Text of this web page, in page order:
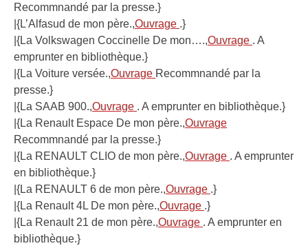
Recommnandé par la presse.}
|{L’Alfasud de mon père.,Ouvrage .}
|{La Volkswagen Coccinelle De mon….,Ouvrage . A
emprunter en bibliothèque.}
|{La Voiture versée.,Ouvrage Recommnandé par la
presse.}
|{La SAAB 900.,Ouvrage . A emprunter en bibliothèque.}
|{La Renault Espace De mon père.,Ouvrage
Recommnandé par la presse.}
|{La RENAULT CLIO de mon père.,Ouvrage . A emprunter
en bibliothèque.}
|{La RENAULT 6 de mon père.,Ouvrage .}
|{La Renault 4L De mon père.,Ouvrage .}
|{La Renault 21 de mon père.,Ouvrage . A emprunter en
bibliothèque.}